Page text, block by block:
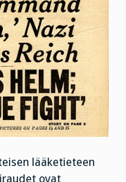
lääketieteen
ovat